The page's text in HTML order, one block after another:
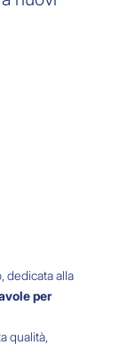
dedicata alla
per
qualità,